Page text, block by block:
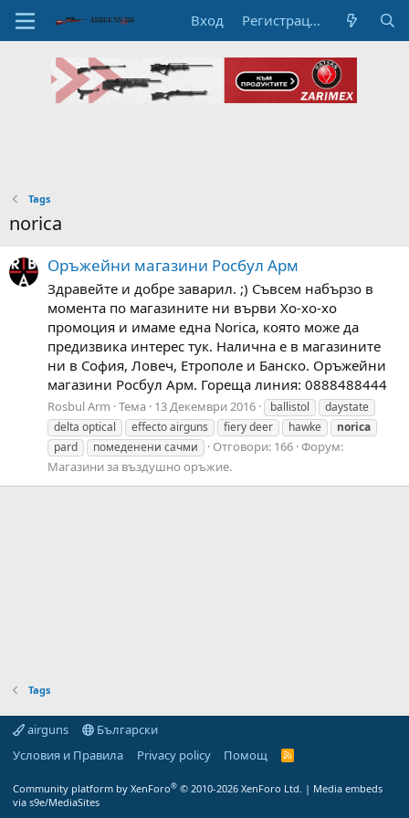
Вход Регистрация
Tags
norica
Оръжейни магазини Росбул Арм
Здравейте и добре заварил. ;) Съвсем набързо в
момента по магазините ни върви Хо-хо-хо
промоция и имаме една Norica, която може да
предизвика интерес тук. Налична е в магазините
ни в София, Ловеч, Етрополе и Банско. Оръжейни
магазини Росбул Арм. Гореща линия: 0888488444
Rosbul Arm Тема 13 Декември 2016 ballistol
daystate
delta optical
effecto airguns fiery deer hawke
norica
pard
помеденени сачми Отговори: 166 Форум:
Магазини за въздушно оръжие.
Tags
airguns
Български
Условия и Правила
Privacy policy Помощ
R
Community platform by XenForo® © 2010-2026 XenForo Ltd. | Media embeds
via s9e/MediaSites